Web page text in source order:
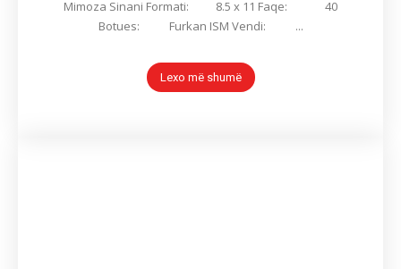
Mimoza Sinani Formati: 8.5 x 11 Faqe: 40
Botues: Furkan ISM Vendi: ...
Lexo më shumë